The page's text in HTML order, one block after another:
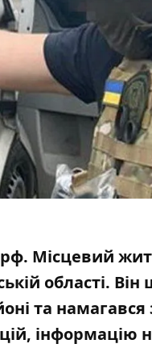
Місцевий
області.
та
інформацію